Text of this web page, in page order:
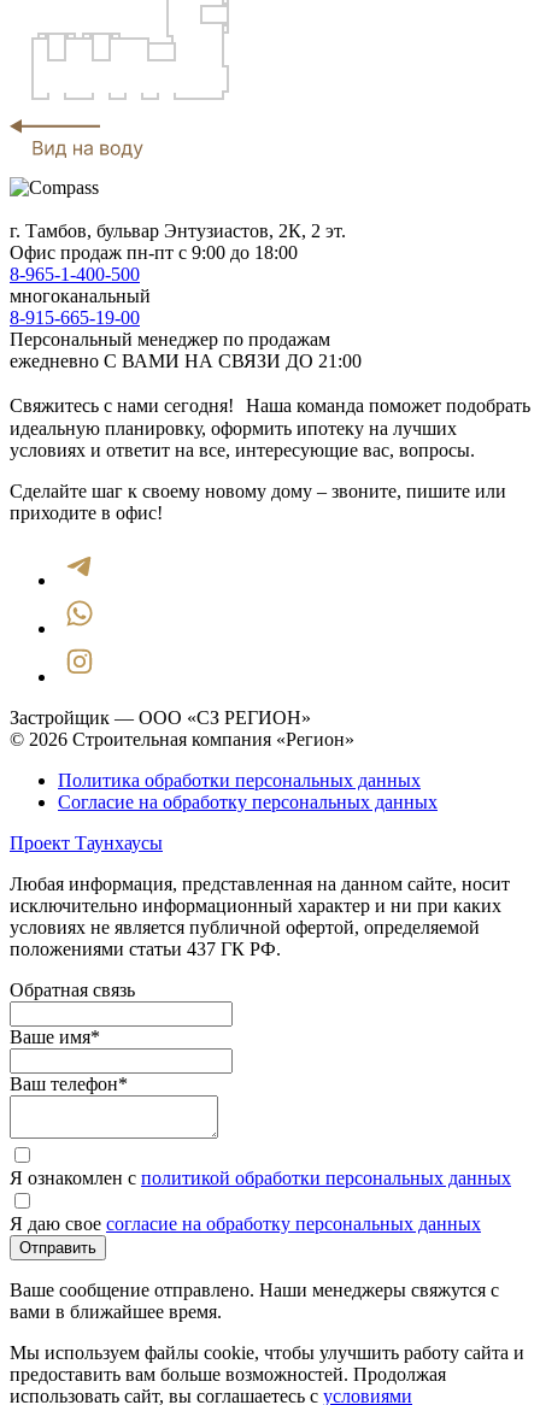
г. Тамбов, бульвар Энтузиастов, 2К, 2 эт.
Офис продаж пн-пт с 9:00 до 18:00
8-965-1-400-500
многоканальный
8-915-665-19-00
Персональный менеджер по продажам
ежедневно С ВАМИ НА СВЯЗИ ДО 21:00
Свяжитесь с нами сегодня! Наша команда поможет подобрать
идеальную планировку, оформить ипотеку на лучших
условиях и ответит на все, интересующие вас, вопросы.
Сделайте шаг к своему новому дому – звоните, пишите или
приходите в офис!
Застройщик — ООО «СЗ РЕГИОН»
© 2026 Строительная компания «Регион»
Политика обработки персональных данных
Согласие на обработку персональных данных
Проект Таунхаусы
Любая информация, представленная на данном сайте, носит
исключительно информационный характер и ни при каких
условиях не является публичной офертой, определяемой
положениями статьи 437 ГК РФ.
Обратная связь
Ваше имя*
Ваш телефон*
Я ознакомлен с политикой обработки персональных данных
Я даю свое согласие на обработку персональных данных
Отправить
Ваше сообщение отправлено. Наши менеджеры свяжутся с
вами в ближайшее время.
Мы используем файлы cookie, чтобы улучшить работу сайта и
предоставить вам больше возможностей. Продолжая
использовать сайт, вы соглашаетесь с условиями